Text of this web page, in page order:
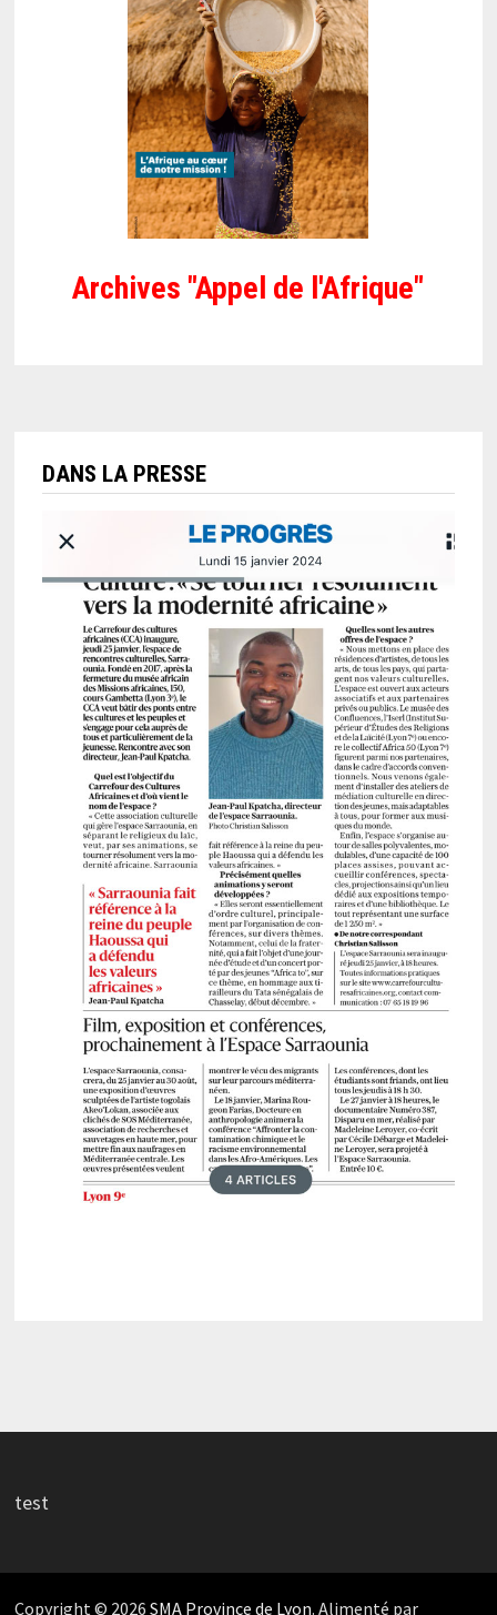
Archives "Appel de l'Afrique"
DANS LA PRESSE
test
Copyright © 2026 SMA Province de Lyon. Alimenté par